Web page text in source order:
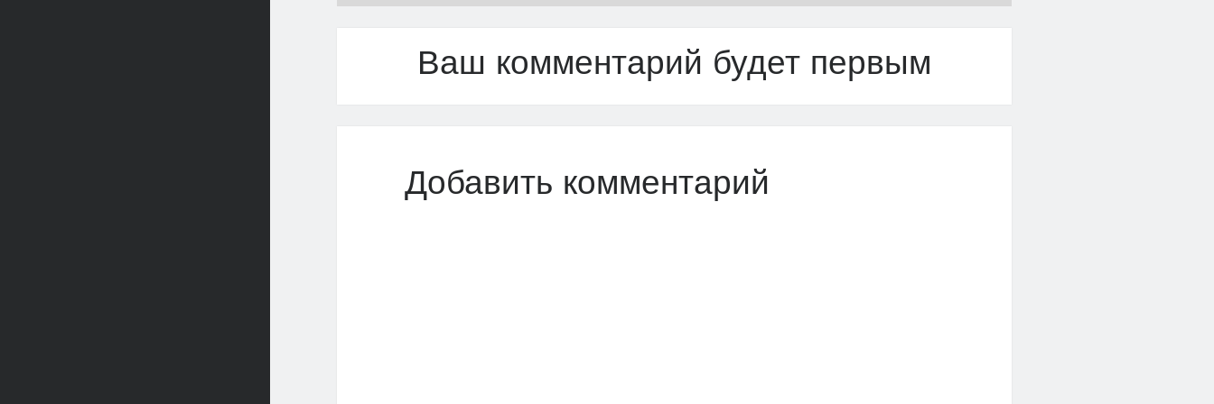
Ваш комментарий будет первым
Добавить комментарий